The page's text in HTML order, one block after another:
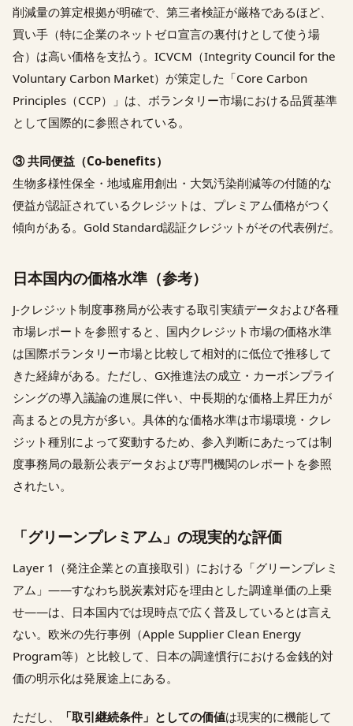
削減量の算定根拠が明確で、第三者検証が厳格であるほど、
買い手（特に企業のネットゼロ宣言の裏付けとして使う場
合）は高い価格を支払う。ICVCM（Integrity Council for the
Voluntary Carbon Market）が策定した「Core Carbon
Principles（CCP）」は、ボランタリー市場における品質基準
として国際的に参照されている。
③ 共同便益（Co-benefits）
生物多様性保全・地域雇用創出・大気汚染削減等の付随的な
便益が認証されているクレジットは、プレミアム価格がつく
傾向がある。Gold Standard認証クレジットがその代表例だ。
日本国内の価格水準（参考）
J-クレジット制度事務局が公表する取引実績データおよび各種
市場レポートを参照すると、国内クレジット市場の価格水準
は国際ボランタリー市場と比較して相対的に低位で推移して
きた経緯がある。ただし、GX推進法の成立・カーボンプライ
シングの導入議論の進展に伴い、中長期的な価格上昇圧力が
高まるとの見方が多い。具体的な価格水準は市場環境・クレ
ジット種別によって変動するため、参入判断にあたっては制
度事務局の最新公表データおよび専門機関のレポートを参照
されたい。
「グリーンプレミアム」の現実的な評価
Layer 1（発注企業との直接取引）における「グリーンプレミ
アム」——すなわち脱炭素対応を理由とした調達単価の上乗
せ——は、日本国内では現時点で広く普及しているとは言え
ない。欧米の先行事例（Apple Supplier Clean Energy
Program等）と比較して、日本の調達慣行における金銭的対
価の明示化は発展途上にある。
ただし、 「取引継続条件」としての価値は現実的に機能して